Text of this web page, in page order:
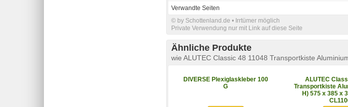
Verwandte Seiten
© by Schottenland.de • Irrtümer möglich
Private Verwendung nur mit Link auf diese Seite
Ähnliche Produkte
wie ALUTEC Classic 48 11048 Transportkiste
DIVERSE Plexiglaskleber 100
G
ALUTEC
Transportkiste
H) 575 x 385 x